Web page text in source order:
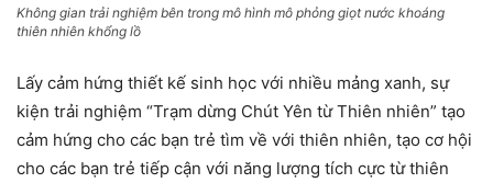
Không gian trải nghiệm bên trong mô hình mô phỏng giọt nước khoáng
thiên nhiên khổng lồ
Lấy cảm hứng thiết kế sinh học với nhiều mảng xanh, sự
kiện trải nghiệm “Trạm dừng Chút Yên từ Thiên nhiên” tạo
cảm hứng cho các bạn trẻ tìm về với thiên nhiên, tạo cơ hội
cho các bạn trẻ tiếp cận với năng lượng tích cực từ thiên